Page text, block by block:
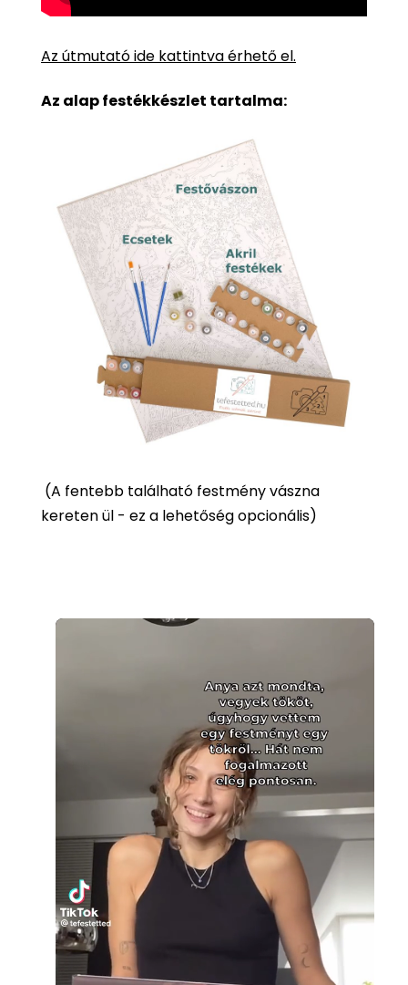
Az útmutató ide kattintva érhető el.
Az alap festékkészlet tartalma:
(A fentebb található festmény vászna
kereten ül - ez a lehetőség opcionális)